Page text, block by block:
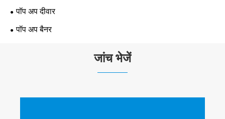
पॉप अप दीवार
पॉप अप बैनर
जांच भेजें